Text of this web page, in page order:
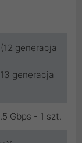
generacja
generacja
Gbps - 1 szt.